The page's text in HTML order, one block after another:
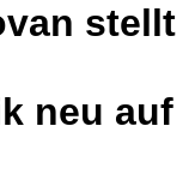
stellt
neu auf